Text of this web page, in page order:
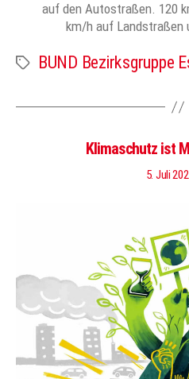
auf den Autostraßen. 120
km/h auf Landstraßen
Schlagwörter
BUND Bezirksgruppe
Klimaschutz ist
5. Juli